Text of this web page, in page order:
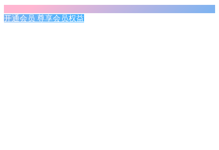
开通会员 尊享会员权益